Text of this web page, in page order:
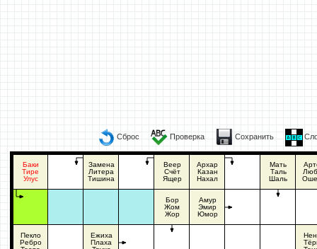
Сброс Проверка Сохранить
Баки
Тире
Улус
Пекло
Ребро
Замена
Литера
Тишина
Ежиха
Плаха
Веер
Счёт
Ящер
Бор
Жом
Жор
Архар
Казан
Нахал
Амур
Эмир
Юмор
Мать
Таль
Шаль